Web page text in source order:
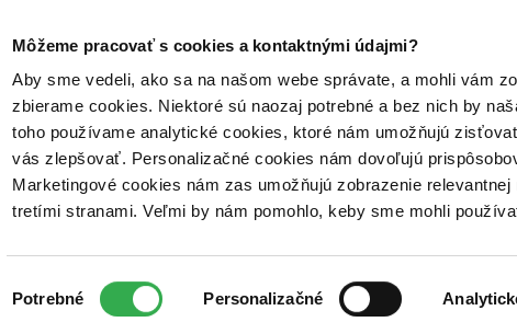
Môžeme pracovať s cookies a kontaktnými údajmi?
Aby sme vedeli, ako sa na našom webe správate, a mohli vám
zbierame cookies. Niektoré sú naozaj potrebné a bez nich by
toho používame analytické cookies, ktoré nám umožňujú
vás zlepšovať. Personalizačné cookies nám dovoľujú
Marketingové cookies nám zas umožňujú zobrazenie
tretími stranami. Veľmi by nám pomohlo, keby sme mohli
súhlasu
Potrebné Personalizačné